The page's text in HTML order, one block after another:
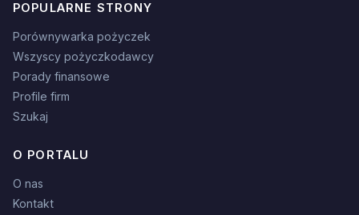
POPULARNE STRONY
Porównywarka pożyczek
Wszyscy pożyczkodawcy
Porady finansowe
Profile firm
Szukaj
O PORTALU
O nas
Kontakt